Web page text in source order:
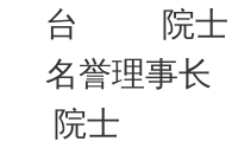
台 院
名誉理事
院士